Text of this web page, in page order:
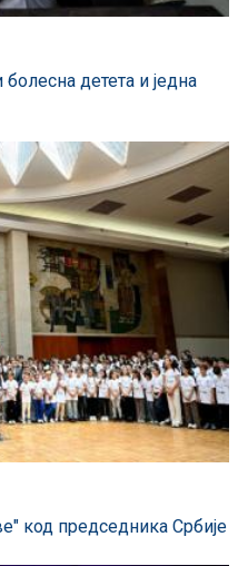
детета и једна
код председника Србије